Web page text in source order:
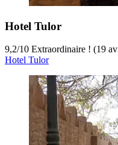
Hotel Tulor
9,2/10 Extraordinaire ! (19
Hotel Tulor